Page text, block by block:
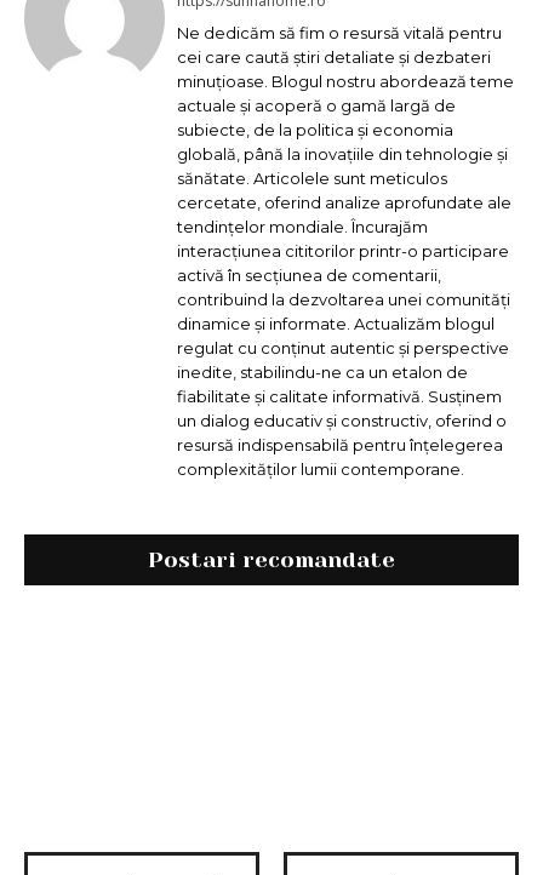
Ne dedicăm să fim o resursă vitală pentru
cei care caută știri detaliate și dezbateri
minuțioase. Blogul nostru abordează teme
actuale și acoperă o gamă largă de
subiecte, de la politica și economia
globală, până la inovațiile din tehnologie și
sănătate. Articolele sunt meticulos
cercetate, oferind analize aprofundate ale
tendințelor mondiale. Încurajăm
interacțiunea cititorilor printr-o participare
activă în secțiunea de comentarii,
contribuind la dezvoltarea unei comunități
dinamice și informate. Actualizăm blogul
regulat cu conținut autentic și perspective
inedite, stabilindu-ne ca un etalon de
fiabilitate și calitate informativă. Susținem
un dialog educativ și constructiv, oferind o
resursă indispensabilă pentru înțelegerea
complexităților lumii contemporane.
Postari recomandate